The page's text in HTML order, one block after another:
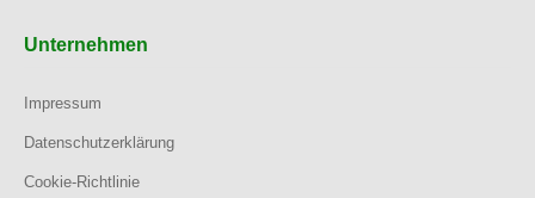
Unternehmen
Impressum
Datenschutzerklärung
Cookie-Richtlinie